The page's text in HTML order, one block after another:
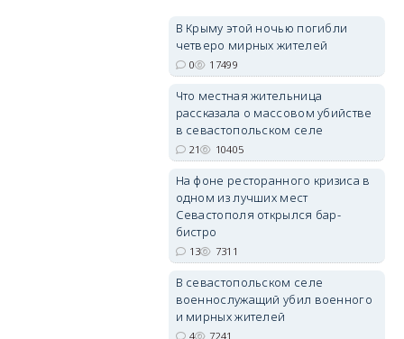
erid: 2SDnjdPjgYS
erid: 2SDnjdvhGXG
В Крыму этой ночью погибли
четверо мирных жителей
0 17499
Что местная жительница
рассказала о массовом убийстве
в севастопольском селе
21 10405
На фоне ресторанного кризиса в
одном из лучших мест
Севастополя открылся бар-
бистро
13 7311
В севастопольском селе
военнослужащий убил военного
и мирных жителей
4 7241